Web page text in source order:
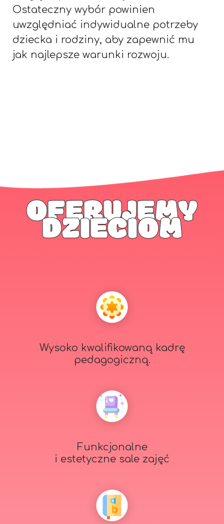
Ostateczny wybór powinien
uwzględniać indywidualne potrzeby
dziecka i rodziny, aby zapewnić mu
jak najlepsze warunki rozwoju.
OFERUJEMY
DZIECIOM
Wysoko kwalifikowaną kadrę
pedagogiczną.
Funkcjonalne
i estetyczne sale zajęć